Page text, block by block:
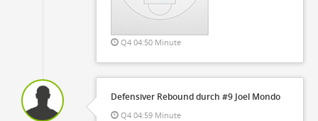
Q4 04:50 Minute
Defensiver Rebound durch #9 Joel Mondo
Q4 04:59 Minute